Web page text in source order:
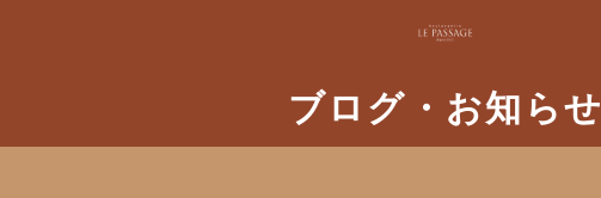
ブログ・お知らせ